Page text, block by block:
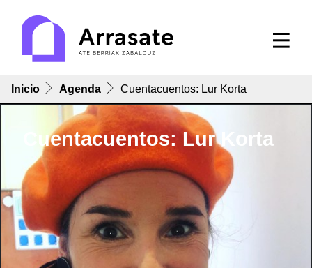
Inicio Agenda Cuentacuentos: Lur Korta
Cuentacuentos: Lur Korta